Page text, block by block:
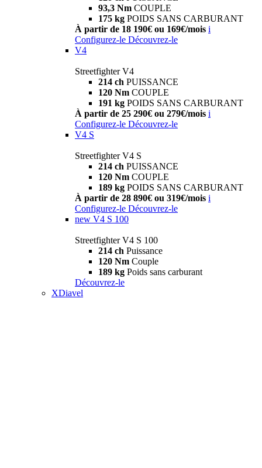
93,3 Nm COUPLE
175 kg POIDS SANS CARBURANT
À partir de 18 190€ ou 169€/mois i
Configurez-le Découvrez-le
V4
Streetfighter V4
214 ch PUISSANCE
120 Nm COUPLE
191 kg POIDS SANS CARBURANT
À partir de 25 290€ ou 279€/mois i
Configurez-le Découvrez-le
V4 S
Streetfighter V4 S
214 ch PUISSANCE
120 Nm COUPLE
189 kg POIDS SANS CARBURANT
À partir de 28 890€ ou 319€/mois i
Configurez-le Découvrez-le
new V4 S 100
Streetfighter V4 S 100
214 ch Puissance
120 Nm Couple
189 kg Poids sans carburant
Découvrez-le
XDiavel